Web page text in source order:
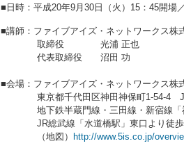
■日時：平成20年9月30日（火）15：45開場
■講師：ファイブアイズ・ネットワークス株
取締役 光浦 正也
代表取締役 沼田 功
■会場：ファイブアイズ・ネットワークス
東京都千代田区神田神保町1-54-4
地下鉄半蔵門線・三田線・新宿線「神
JR総武線「水道橋駅」東口より徒歩
（地図）
http://www.5is.co.jp/